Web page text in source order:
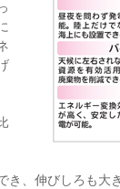
、伸びしろも大